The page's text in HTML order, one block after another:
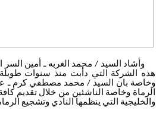
وأشاد السيد / محمد الغربه ـ أمين
هذه الشركة التي دأبت منذ سنوات طويلة
وخاصة بان السيد / محمد مصطفي كرم ـ عضو
الرماة وخاصة الناشئين من خلال تقديم كافة
والخليجية التي ينظمها النادي وتشجيع